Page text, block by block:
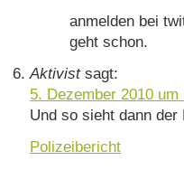
anmelden bei
geht schon.
Aktivist sagt:
5. Dezember 2010 um
Und so sieht dann
Polizeibericht